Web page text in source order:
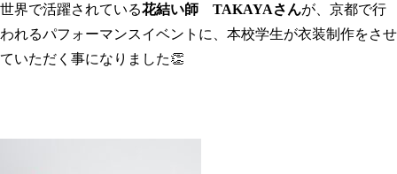
世界で活躍されている花結い師 TAKAYAさんが、京都で行
われるパフォーマンスイベントに、本校学生が衣装制作をさせ
ていただく事になりました👏